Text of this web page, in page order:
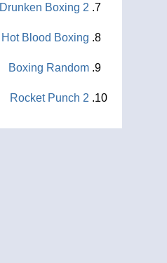
Drunken Boxing 2
Hot Blood Boxing
Boxing Random
Rocket Punch 2